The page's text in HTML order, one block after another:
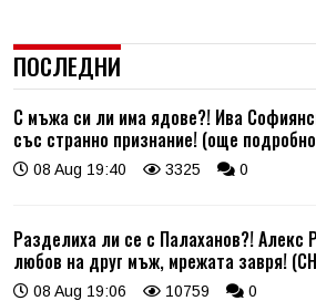
ПОСЛЕДНИ
С мъжа си ли има ядове?! Ива
със странно признание! (още
08 Aug 19:40 3325 0
Разделиха ли се с Палаханов?! Алекс
любов на друг мъж, мрежата завря!
08 Aug 19:06 10759 0